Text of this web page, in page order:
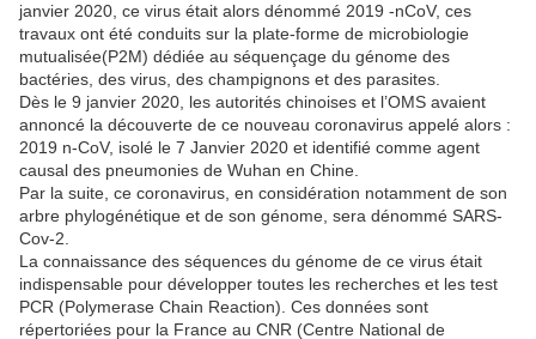
janvier 2020, ce virus était alors dénommé 2019 -nCoV, ces
travaux ont été conduits sur la plate-forme de microbiologie
mutualisée(P2M) dédiée au séquençage du génome des
bactéries, des virus, des champignons et des parasites.
Dès le 9 janvier 2020, les autorités chinoises et l’OMS avaient
annoncé la découverte de ce nouveau coronavirus appelé alors :
2019 n-CoV, isolé le 7 Janvier 2020 et identifié comme agent
causal des pneumonies de Wuhan en Chine.
Par la suite, ce coronavirus, en considération notamment de son
arbre phylogénétique et de son génome, sera dénommé SARS-
Cov-2.
La connaissance des séquences du génome de ce virus était
indispensable pour développer toutes les recherches et les test
PCR (Polymerase Chain Reaction). Ces données sont
répertoriées pour la France au CNR (Centre National de